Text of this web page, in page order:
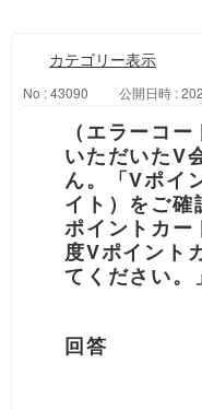
カテゴリー表示
No : 43090 公開日時 :
（エラーコ
いただいたV
ん。「Vポイ
イト）をご
ポイントカー
度Vポイント
てください。